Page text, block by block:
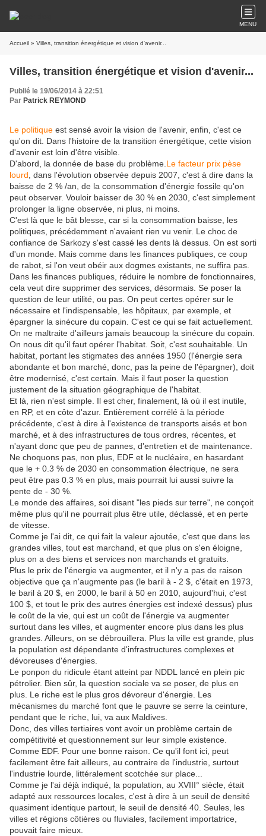
MENU
Accueil » Villes, transition énergétique et vision d'avenir...
Villes, transition énergétique et vision d'avenir...
Publié le 19/06/2014 à 22:51
Par Patrick REYMOND
Le politique est sensé avoir la vision de l'avenir, enfin, c'est ce
qu'on dit. Dans l'histoire de la transition énergétique, cette vision
d'avenir est loin d'être visible.
D'abord, la donnée de base du problème. Le facteur prix pèse
lourd , dans l'évolution observée depuis 2007, c'est à dire dans la
baisse de 2 % /an, de la consommation d'énergie fossile qu'on
peut observer. Vouloir baisser de 30 % en 2030, c'est simplement
prolonger la ligne observée, ni plus, ni moins.
C'est là que le bât blesse, car si la consommation baisse, les
politiques, précédemment n'avaient rien vu venir. Le choc de
confiance de Sarkozy s'est cassé les dents là dessus. On est sorti
d'un monde. Mais comme dans les finances publiques, ce coup
de rabot, si l'on veut obéir aux dogmes existants, ne suffira pas.
Dans les finances publiques, réduire le nombre de fonctionnaires,
cela veut dire supprimer des services, désormais. Se poser la
question de leur utilité, ou pas. On peut certes opérer sur le
nécessaire et l'indispensable, les hôpitaux, par exemple, et
épargner la sinécure du copain. C'est ce qui se fait actuellement.
On ne maltraite d'ailleurs jamais beaucoup la sinécure du copain.
On nous dit qu'il faut opérer l'habitat. Soit, c'est souhaitable. Un
habitat, portant les stigmates des années 1950 (l'énergie sera
abondante et bon marché, donc, pas la peine de l'épargner), doit
être modernisé, c'est certain. Mais il faut poser la question
justement de la situation géographique de l'habitat.
Et là, rien n'est simple. Il est cher, finalement, là où il est inutile,
en RP, et en côte d'azur. Entièrement corrélé à la période
précédente, c'est à dire à l'existence de transports aisés et bon
marché, et à des infrastructures de tous ordres, récentes, et
n'ayant donc que peu de pannes, d'entretien et de maintenance.
Ne choquons pas, non plus, EDF et le nucléaire, en hasardant
que le + 0.3 % de 2030 en consommation électrique, ne sera
peut être pas 0.3 % en plus, mais pourrait lui aussi suivre la
pente de - 30 %.
Le monde des affaires, soi disant "les pieds sur terre", ne conçoit
même plus qu'il ne pourrait plus être utile, déclassé, et en perte
de vitesse.
Comme je l'ai dit, ce qui fait la valeur ajoutée, c'est que dans les
grandes villes, tout est marchand, et que plus on s'en éloigne,
plus on a des biens et services non marchands et gratuits.
Plus le prix de l'énergie va augmenter, et il n'y a pas de raison
objective que ça n'augmente pas (le baril à - 2 $, c'était en 1973,
le baril à 20 $, en 2000, le baril à 50 en 2010, aujourd'hui, c'est
100 $, et tout le prix des autres énergies est indexé dessus) plus
le coût de la vie, qui est un coût de l'énergie va augmenter
surtout dans les villes, et augmenter encore plus dans les plus
grandes. Ailleurs, on se débrouillera. Plus la ville est grande, plus
la population est dépendante d'infrastructures complexes et
dévoreuses d'énergies.
Le ponpon du ridicule étant atteint par NDDL lancé en plein pic
pétrolier. Bien sûr, la question sociale va se poser, de plus en
plus. Le riche est le plus gros dévoreur d'énergie. Les
mécanismes du marché font que le pauvre se serre la ceinture,
pendant que le riche, lui, va aux Maldives.
Donc, des villes tertiaires vont avoir un problème certain de
compétitivité et questionnement sur leur simple existence.
Comme EDF. Pour une bonne raison. Ce qu'il font ici, peut
facilement être fait ailleurs, au contraire de l'industrie, surtout
l'industrie lourde, littéralement scotchée sur place...
Comme je l'ai déjà indiqué, la population, au XVIII° siècle, était
adapté aux ressources locales, c'est à dire à un seuil de densité
quasiment identique partout, le seuil de densité 40. Seules, les
villes et régions côtières ou fluviales, facilement importatrice,
pouvait faire mieux.